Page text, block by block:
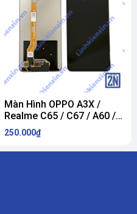
Màn Hình OPPO A3X /
Realme C65 / C67 / A60 /
V60 / X60 / Realme 12X
250.000₫